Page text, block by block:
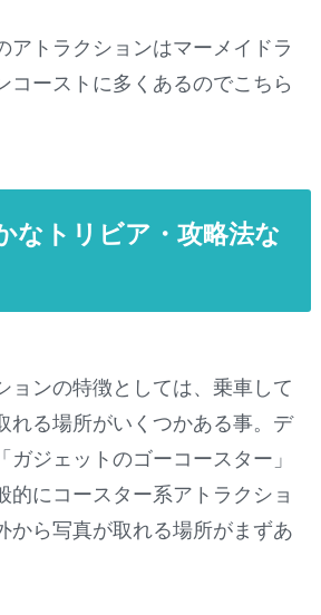
アトラクションはマーメイドラ
コーストに多くあるのでこちら
なトリビア・攻略法な
ョンの特徴としては、乗車して
れる場所がいくつかある事。デ
ガジェットのゴーコースター」
的にコースター系アトラクショ
から写真が取れる場所がまずあ